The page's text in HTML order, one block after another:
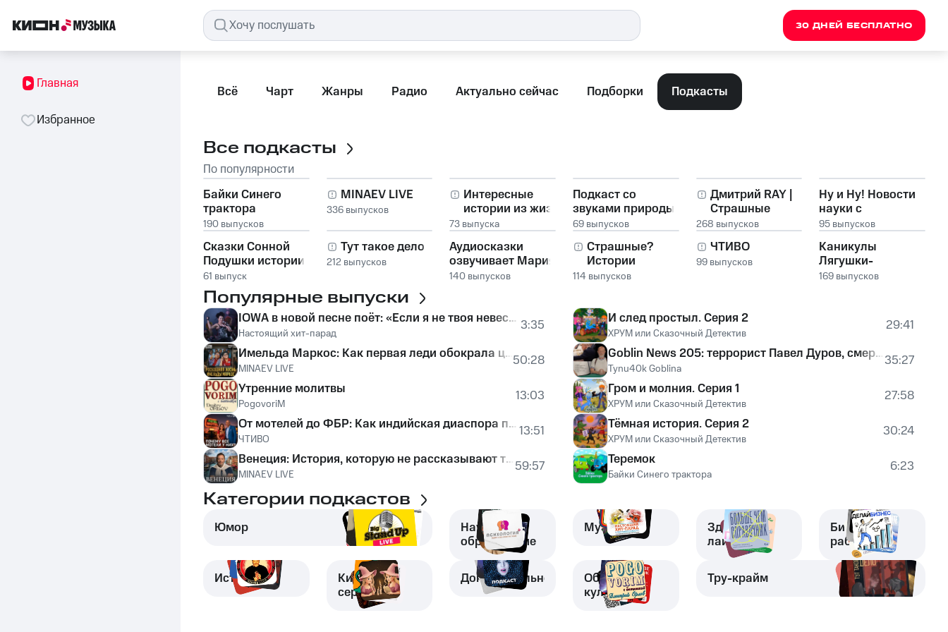
30 ДНЕЙ БЕСПЛАТНО
Главная
Избранное
Всё Чарт Жанры Радио Актуально сейчас Подборки Подкасты
Все подкасты
По популярности
Байки Синего
трактора
190 выпусков
MINAEV LIVE
336 выпусков
Интересные
истории из жизни
людей
73 выпуска
Подкаст со
звуками природы
| NatureCast
(архивный проект
| archived)
69 выпусков
Дмитрий RAY |
Страшные
истории и
Мистика
268 выпусков
Ну и Ну! Новости
науки с
Крутилкиным и
Вертелкиным
95 выпусков
Сказки Сонной
Подушки истории
для спокойного
засыпания детей
61 выпуск
Тут такое дело
212 выпусков
Аудиосказки
озвучивает Мария
Скоробогатова
140 выпусков
Страшные?
Истории
114 выпусков
ЧТИВО
99 выпусков
Каникулы
Лягушки-
Путешественницы
169 выпусков
Популярные выпуски
IOWA в новой песне поёт: «Если я не твоя невеста, то положи на место»
Настоящий хит-парад
3:35
Имельда Маркос: Как первая леди обокрала целую страну / Истории миллиардов / МИНАЕВ
MINAEV LIVE
50:28
Утренние молитвы
PogovoriM
13:03
От мотелей до ФБР: Как индийская диаспора получила влияние в бизнесе и политике США / ЧТИВО
ЧТИВО
13:51
Венеция: История, которую не рассказывают туристам / Уроки истории / МИНАЕВ
MINAEV LIVE 59:57
И след простыл. Серия 2
ХРУМ или Сказочный Детектив
29:41
Goblin News 205: террорист Павел Дуров, смерть академика Зезина, масло из канализации
Tynu40k Goblina
35:27
Гром и молния. Серия 1
ХРУМ или Сказочный Детектив
27:58
Тёмная история. Серия 2
ХРУМ или Сказочный Детектив
30:24
Теремок
Байки Синего трактора 6:23
Категории подкастов
Юмор
Наука и
образование
Музыка
Здоровье и
лайфстайл
Бизнес и
работа
История
Кино и
сериалы
Документальное
Общество и
культура
Тру-крайм